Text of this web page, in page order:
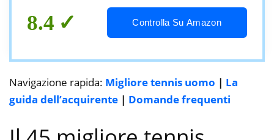
8.4 Controlla Su Amazon
Navigazione rapida: Migliore tennis uomo | La
guida dell’acquirente | Domande frequenti